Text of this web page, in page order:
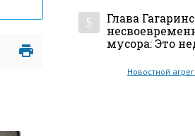
5
Глава
мусора: Это
Новостной